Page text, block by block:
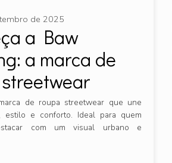
a Baw
a marca de
de 2025
de roupa streetwear que une
estilo e conforto. Ideal para quem
com um visual urbano e